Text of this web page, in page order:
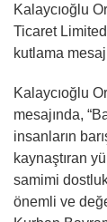
Kalaycıoğlu
Ticaret
kutlama
Kalaycıoğlu
mesajında,
insanların
kaynaştıran
samimi
önemli ve